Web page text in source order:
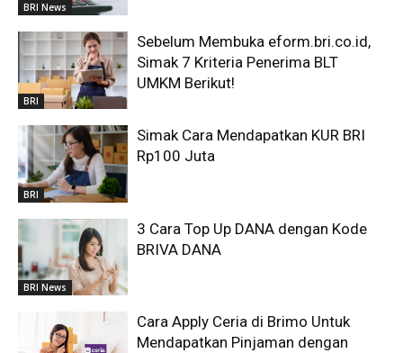
BRI News
BRI
Sebelum Membuka eform.bri.co.id,
Simak 7 Kriteria Penerima BLT
UMKM Berikut!
BRI
Simak Cara Mendapatkan KUR BRI
Rp100 Juta
BRI News
3 Cara Top Up DANA dengan Kode
BRIVA DANA
Cara Apply Ceria di Brimo Untuk
Mendapatkan Pinjaman dengan